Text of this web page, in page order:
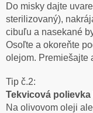
Do misky dajte
sterilizovaný),
cibuľu a nasekané
Osoľte a okoreňte
olejom. Premiešajte
Tip č.2:
Tekvicová
Na olivovom oleji